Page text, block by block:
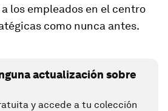
los empleados en el centro
como nunca antes.
actualización sobre
y accede a tu colección